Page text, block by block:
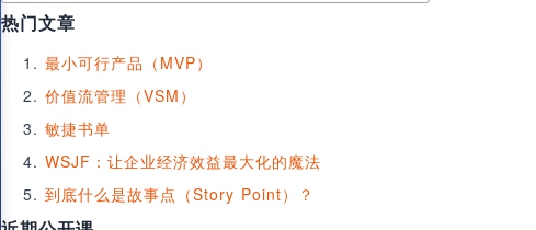
热门文章
最小可行产品（MVP）
价值流管理（VSM）
敏捷书单
WSJF：让企业经济效益最大化的魔法
到底什么是故事点（Story Point）？